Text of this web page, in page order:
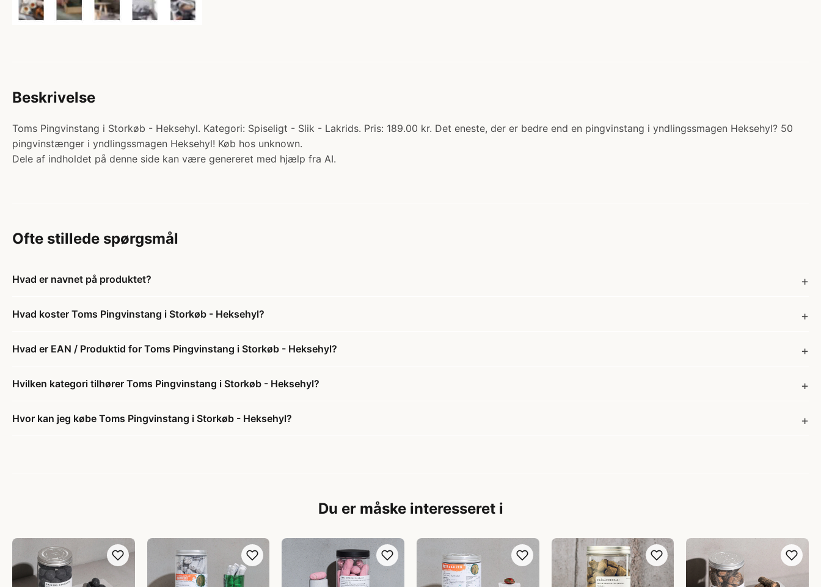
Beskrivelse
Toms Pingvinstang i Storkøb - Heksehyl. Kategori: Spiseligt - Slik - Lakrids. Pris: 189.00 kr. Det eneste, der er bedre end en pingvinstang i yndlingssmagen Heksehyl? 50
pingvinstænger i yndlingssmagen Heksehyl! Køb hos unknown.
Dele af indholdet på denne side kan være genereret med hjælp fra AI.
Ofte stillede spørgsmål
Hvad er navnet på produktet?
Hvad koster Toms Pingvinstang i Storkøb - Heksehyl?
Hvad er EAN / Produktid for Toms Pingvinstang i Storkøb - Heksehyl?
Hvilken kategori tilhører Toms Pingvinstang i Storkøb - Heksehyl?
Hvor kan jeg købe Toms Pingvinstang i Storkøb - Heksehyl?
Du er måske interesseret i